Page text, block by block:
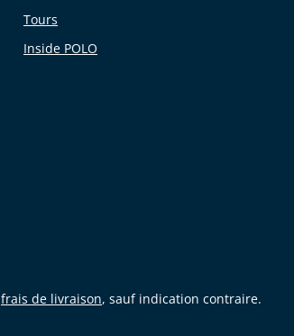
Tours
Inside POLO
frais de livraison, sauf indication contraire.